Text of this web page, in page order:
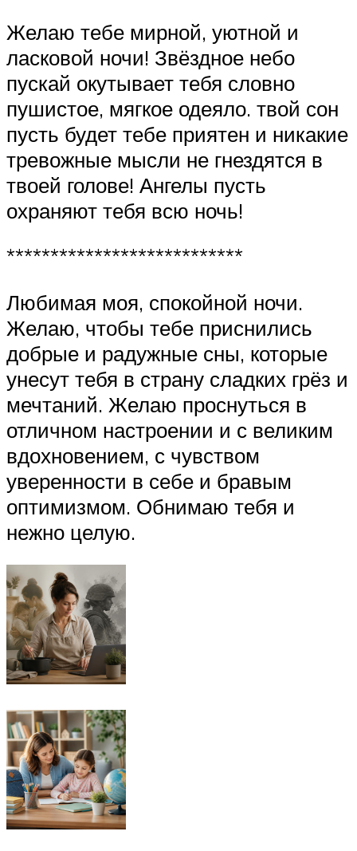
Желаю тебе мирной, уютной и
ласковой ночи! Звёздное небо
пускай окутывает тебя словно
пушистое, мягкое одеяло. твой сон
пусть будет тебе приятен и никакие
тревожные мысли не гнездятся в
твоей голове! Ангелы пусть
охраняют тебя всю ночь!
***************************
Любимая моя, спокойной ночи.
Желаю, чтобы тебе приснились
добрые и радужные сны, которые
унесут тебя в страну сладких грёз и
мечтаний. Желаю проснуться в
отличном настроении и с великим
вдохновением, с чувством
уверенности в себе и бравым
оптимизмом. Обнимаю тебя и
нежно целую.